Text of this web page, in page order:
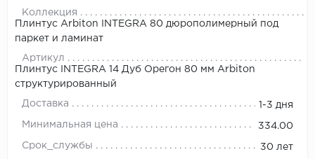
Коллекция
Плинтус Arbiton INTEGRA 80 дюрополимерный под
паркет и ламинат
Артикул
Плинтус INTEGRA 14 Дуб Орегон 80 мм Arbiton
структурированный
Доставка 1-3 дня
Минимальная цена 334.00
Срок_службы 30 лет